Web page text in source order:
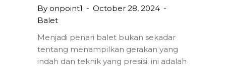
By onpoint1
October 28, 2024
Balet
Menjadi penari balet bukan sekadar
tentang menampilkan gerakan yang
indah dan teknik yang presisi; ini adalah